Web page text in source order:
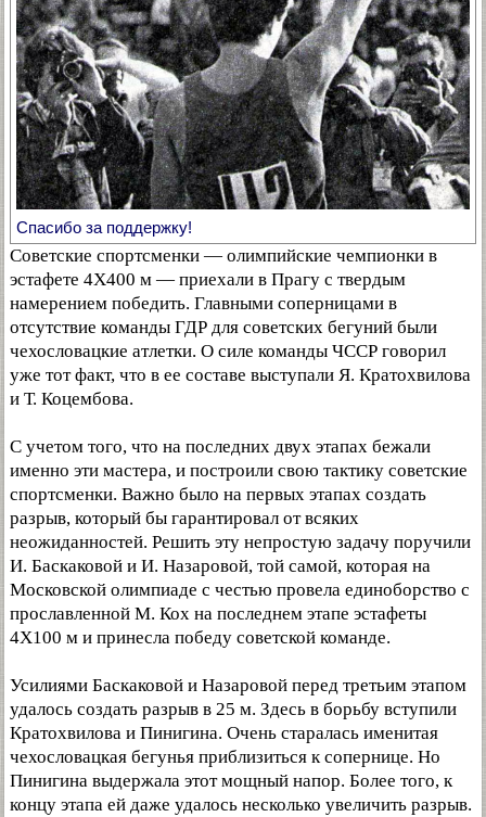
Спасибо за поддержку!
Советские спортсменки — олимпийские чемпионки в
эстафете 4X400 м — приехали в Прагу с твердым
намерением победить. Главными соперницами в
отсутствие команды ГДР для советских бегуний были
чехословацкие атлетки. О силе команды ЧССР говорил
уже тот факт, что в ее составе выступали Я. Кратохвилова
и Т. Коцембова.
С учетом того, что на последних двух этапах бежали
именно эти мастера, и построили свою тактику советские
спортсменки. Важно было на первых этапах создать
разрыв, который бы гарантировал от всяких
неожиданностей. Решить эту непростую задачу поручили
И. Баскаковой и И. Назаровой, той самой, которая на
Московской олимпиаде с честью провела единоборство с
прославленной М. Кох на последнем этапе эстафеты
4X100 м и принесла победу советской команде.
Усилиями Баскаковой и Назаровой перед третьим этапом
удалось создать разрыв в 25 м. Здесь в борьбу вступили
Кратохвилова и Пинигина. Очень старалась именитая
чехословацкая бегунья приблизиться к сопернице. Но
Пинигина выдержала этот мощный напор. Более того, к
концу этапа ей даже удалось несколько увеличить разрыв.